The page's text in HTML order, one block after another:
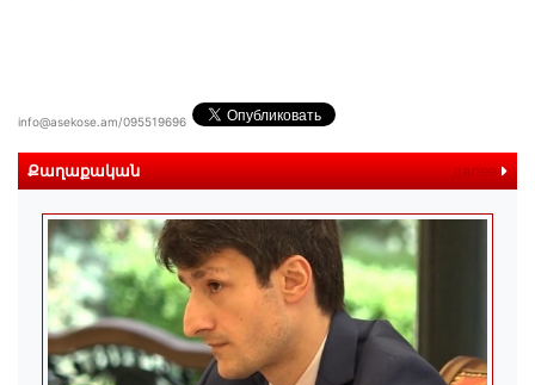
info@asekose.am/095519696
Քաղաքական далее